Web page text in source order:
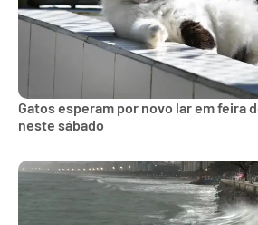
Gatos esperam por novo lar em feira
neste sábado